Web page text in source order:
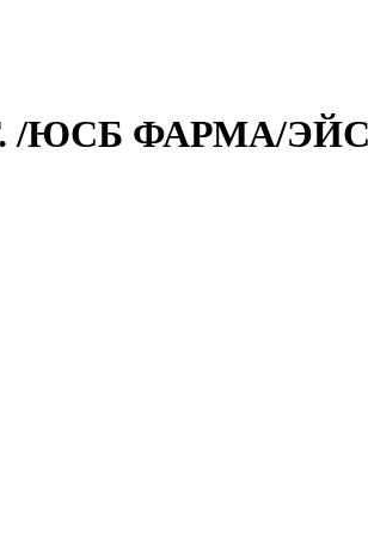
/ЮСБ ФАРМА/